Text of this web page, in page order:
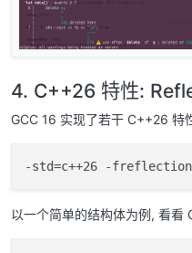
4. C++26 特性:
GCC 16 实现了若干 C++26 特
以一个简单的结构体为例, 看看